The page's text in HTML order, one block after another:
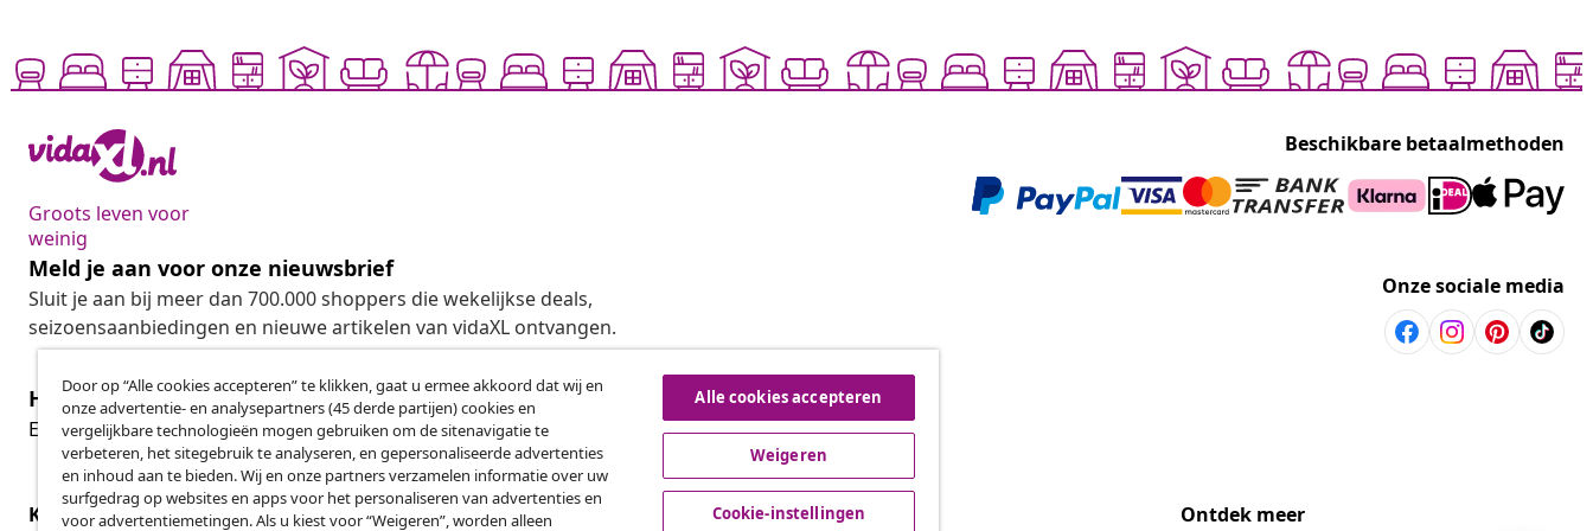
Groots leven voor
weinig
Beschikbare betaalmethoden
Meld je aan voor onze nieuwsbrief
Sluit je aan bij meer dan 700.000 shoppers die wekelijkse deals,
seizoensaanbiedingen en nieuwe artikelen van vidaXL ontvangen.
Onze sociale media
Herroeping van de overeenkomst
Een annulering voor je bestelling indienen
Herroeping van de overeenkomst
Klantenservice Zakelijk vidaXL Ontdek meer
Door op “Alle cookies accepteren” te klikken, gaat u ermee akkoord dat wij en
onze advertentie- en analysepartners (45 derde partijen) cookies en
vergelijkbare technologieën mogen gebruiken om de sitenavigatie te
verbeteren, het sitegebruik te analyseren, en gepersonaliseerde advertenties
en inhoud aan te bieden. Wij en onze partners verzamelen informatie over uw
surfgedrag op websites en apps voor het personaliseren van advertenties en
voor advertentiemetingen. Als u kiest voor “Weigeren”, worden alleen
Alle cookies accepteren
Weigeren
Cookie-instellingen